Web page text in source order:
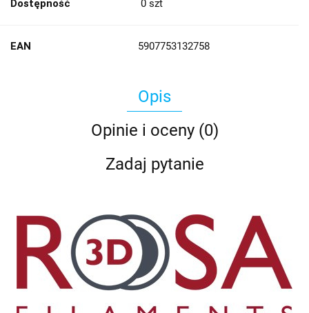
Dostępność 0 szt
EAN 5907753132758
Opis
Opinie i oceny (0)
Zadaj pytanie